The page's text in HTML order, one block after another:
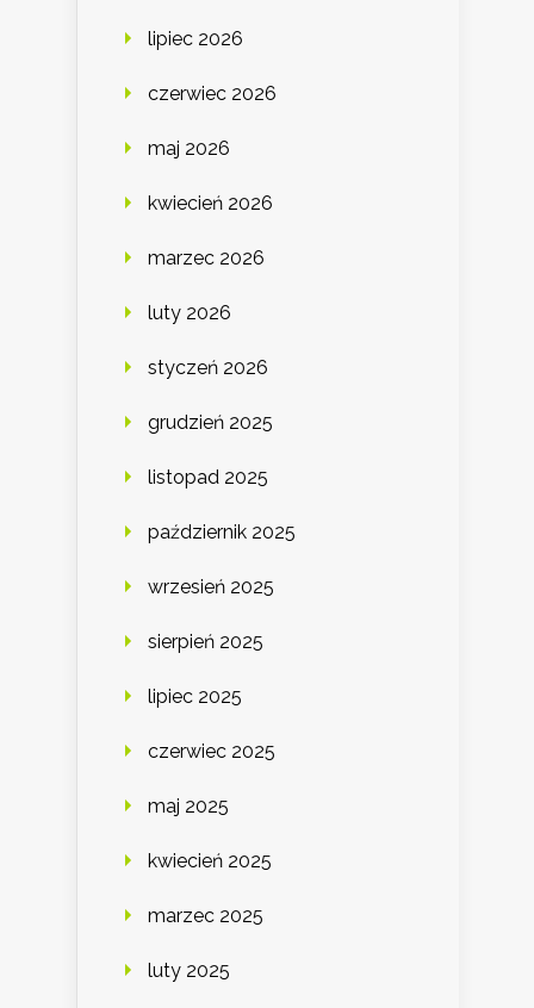
lipiec 2026
czerwiec 2026
maj 2026
kwiecień 2026
marzec 2026
luty 2026
styczeń 2026
grudzień 2025
listopad 2025
październik 2025
wrzesień 2025
sierpień 2025
lipiec 2025
czerwiec 2025
maj 2025
kwiecień 2025
marzec 2025
luty 2025